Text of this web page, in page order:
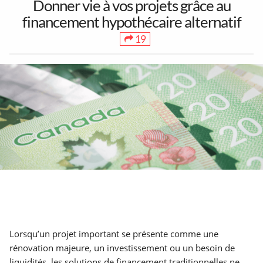
Acheter abonnés Instagram et Facebook
Google Ads Click Fraud Protection and Prevention
17
Festivals &
Marchés
3
5 à 7 &
Réseautage
7
Théâtre &
Humour
Attractions
Brunch
Donner vie à vos projets grâce au
financement hypothécaire alternatif
19
Lorsqu’un projet important se présente comme une
rénovation majeure, un investissement ou un besoin de